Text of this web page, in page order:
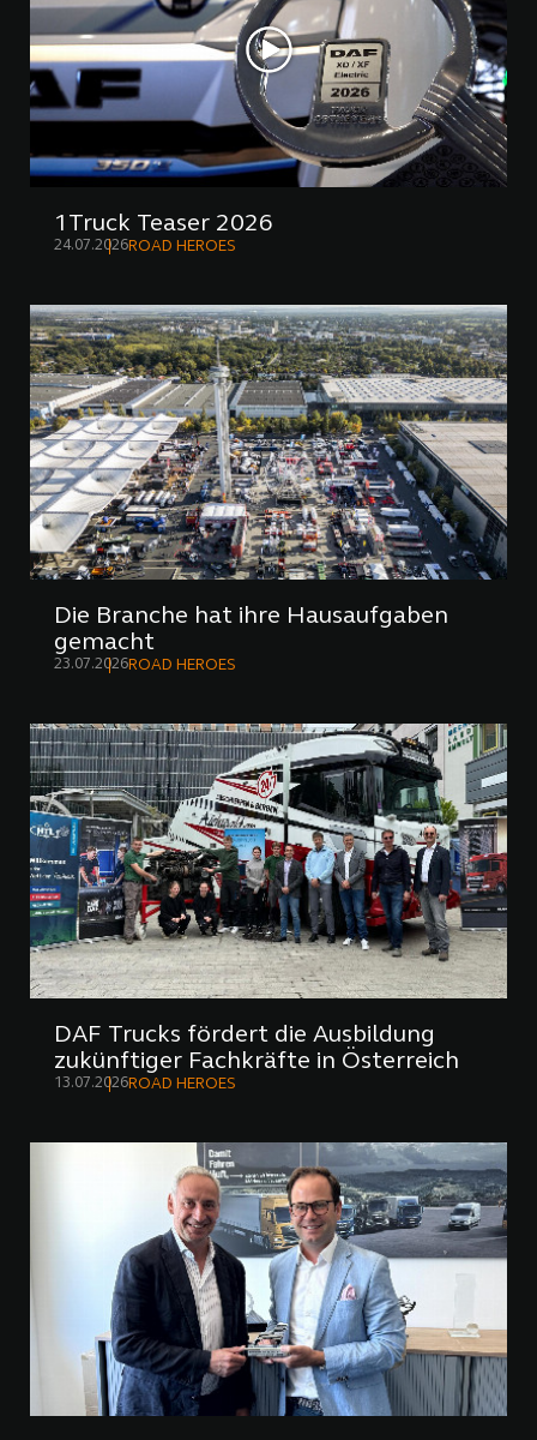
1Truck Teaser 2026
24.07.2026ROAD HEROES
Die Branche hat ihre Hausaufgaben
gemacht
23.07.2026ROAD HEROES
DAF Trucks fördert die Ausbildung
zukünftiger Fachkräfte in Österreich
13.07.2026ROAD HEROES